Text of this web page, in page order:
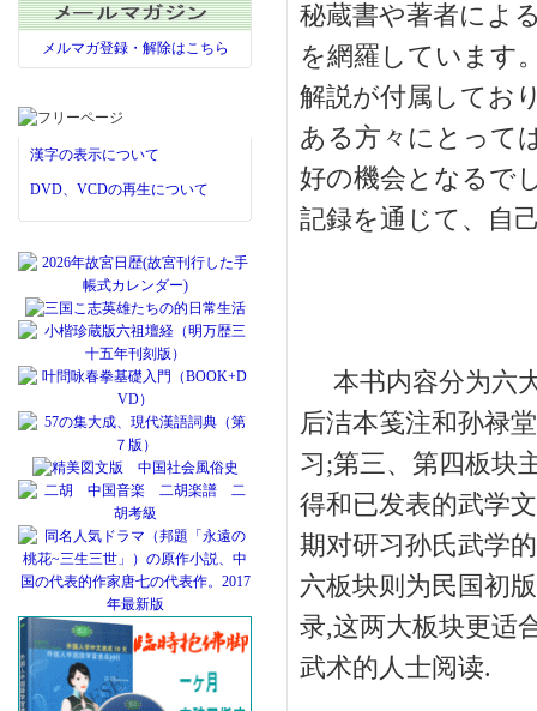
メルマガ登録・解除はこちら
漢字の表示について
DVD、VCDの再生について
秘蔵書や著者によ
を網羅しています
解説が付属してお
ある方々にとって
好の機会となるで
記録を通じて、自
本书内容分为六
后洁本笺注和孙禄
习;第三、第四板块
得和已发表的武学
期对研习孙氏武学
六板块则为民国初
录,这两大板块更适
武术的人士阅读.